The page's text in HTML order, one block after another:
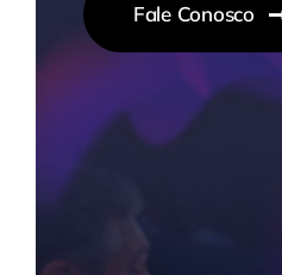
Fale Conosco